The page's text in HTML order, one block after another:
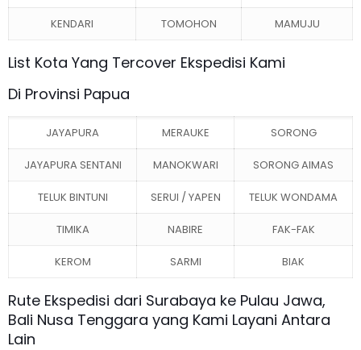
KENDARI TOMOHON MAMUJU
List Kota Yang Tercover Ekspedisi Kami
Di Provinsi Papua
JAYAPURA MERAUKE SORONG
JAYAPURA SENTANI MANOKWARI SORONG AIMAS
TELUK BINTUNI SERUI / YAPEN TELUK WONDAMA
TIMIKA NABIRE FAK-FAK
KEROM SARMI BIAK
Rute Ekspedisi dari Surabaya ke Pulau Jawa,
Bali Nusa Tenggara yang Kami Layani Antara
Lain